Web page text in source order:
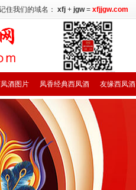
住我们的域名： xfj + jgw= xfjjgw.com
酒图片 凤香经典西凤酒 友缘西凤酒